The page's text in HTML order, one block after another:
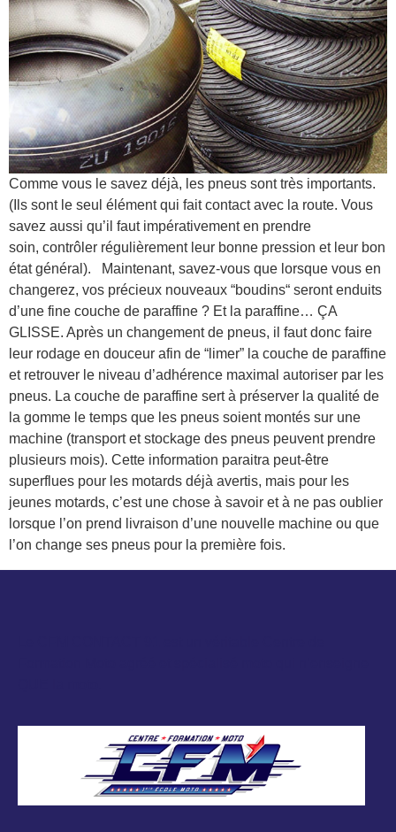
Comme vous le savez déjà, les pneus sont très importants.
(Ils sont le seul élément qui fait contact avec la route. Vous
savez aussi qu’il faut impérativement en prendre
soin, contrôler régulièrement leur bonne pression et leur bon
état général). Maintenant, savez-vous que lorsque vous en
changerez, vos précieux nouveaux “boudins“ seront enduits
d’une fine couche de paraffine ? Et la paraffine… ÇA
GLISSE. Après un changement de pneus, il faut donc faire
leur rodage en douceur afin de “limer” la couche de paraffine
et retrouver le niveau d’adhérence maximal autoriser par les
pneus. La couche de paraffine sert à préserver la qualité de
la gomme le temps que les pneus soient montés sur une
machine (transport et stockage des pneus peuvent prendre
plusieurs mois). Cette information paraitra peut-être
superflues pour les motards déjà avertis, mais pour les
jeunes motards, c’est une chose à savoir et à ne pas oublier
lorsque l’on prend livraison d’une nouvelle machine ou que
l’on change ses pneus pour la première fois.